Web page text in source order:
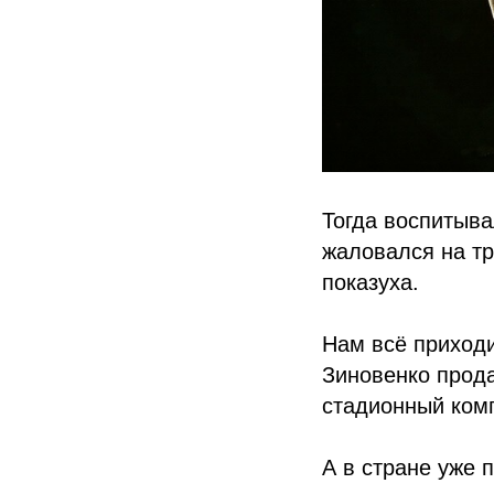
Тогда
жаловался на
показуха.
Нам всё
Зиновенко
стадионный
А в стране уже